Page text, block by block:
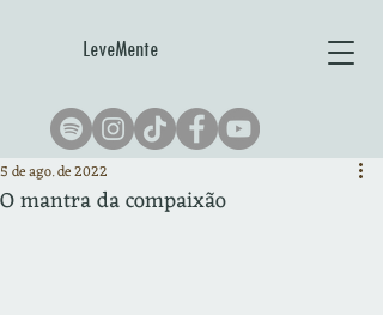
LeveMente
O mantra da compaixão
5 de ago. de 2022